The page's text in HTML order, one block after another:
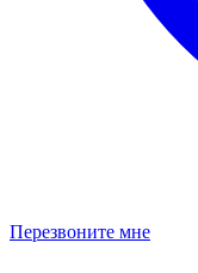
Перезвоните мне